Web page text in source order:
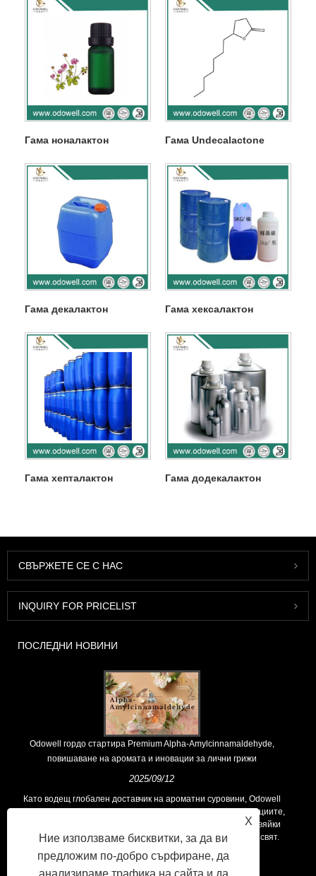
Гама ноналактон Гама Undecalactone
Гама декалактон Гама хексалактон
Гама хепталактон Гама додекалактон
СВЪРЖЕТЕ СЕ С НАС
INQUIRY FOR PRICELIST
ПОСЛЕДНИ НОВИНИ
Odowell гордо стартира Premium Alpha-Amylcinnamaldehyde,
повишаване на аромата и иновации за лични грижи
2025/09/12
Като водещ глобален доставчик на ароматни суровини, Odowell
поддържа основна философия на „ориентирана към иновациите,
фокусирани върху качеството“, последователно предоставяйки
превъзходни решения за аромати на клиентите по целия свят.
X
Ние използваме бисквитки, за да ви
предложим по-добро сърфиране, да
анализираме трафика на сайта и да